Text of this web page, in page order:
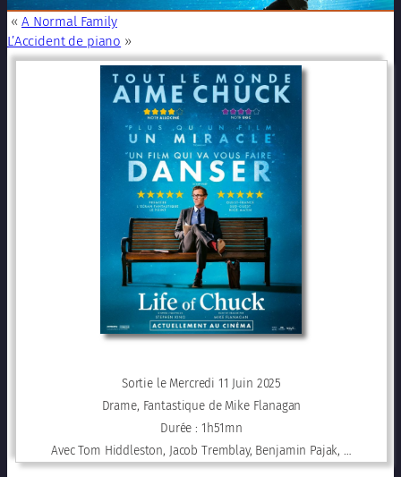
«A Normal Family
L’Accident de piano »
Sortie le Mercredi 11 Juin 2025
Drame, Fantastique de Mike Flanagan
Durée : 1h51mn
Avec Tom Hiddleston, Jacob Tremblay, Benjamin Pajak, …